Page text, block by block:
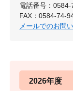
電話番号：
FAX：0584-74-
メールでのお問
2026年度